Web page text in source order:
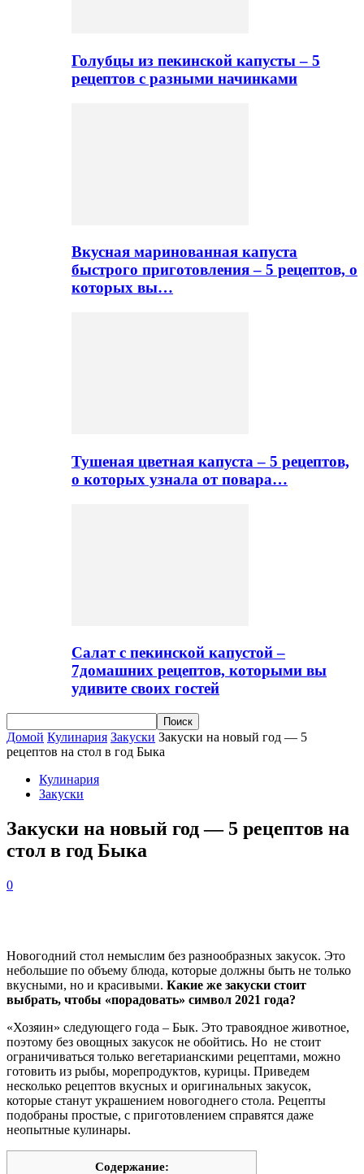
Голубцы из пекинской капусты – 5
рецептов с разными начинками
Вкусная маринованная капуста
быстрого приготовления – 5 рецептов, о
которых вы…
Тушеная цветная капуста – 5 рецептов,
о которых узнала от повара…
Салат с пекинской капустой –
7домашних рецептов, которыми вы
удивите своих гостей
Домой Кулинария Закуски Закуски на новый год — 5
рецептов на стол в год Быка
Кулинария
Закуски
Закуски на новый год — 5 рецептов на
стол в год Быка
0
Новогодний стол немыслим без разнообразных закусок. Это
небольшие по объему блюда, которые должны быть не только
вкусными, но и красивыми. Какие же закуски стоит
выбрать, чтобы «порадовать» символ 2021 года?
«Хозяин» следующего года – Бык. Это травоядное животное,
поэтому без овощных закусок не обойтись. Но не стоит
ограничиваться только вегетарианскими рецептами, можно
готовить из рыбы, морепродуктов, курицы. Приведем
несколько рецептов вкусных и оригинальных закусок,
которые станут украшением новогоднего стола. Рецепты
подобраны простые, с приготовлением справятся даже
неопытные кулинары.
Содержание: